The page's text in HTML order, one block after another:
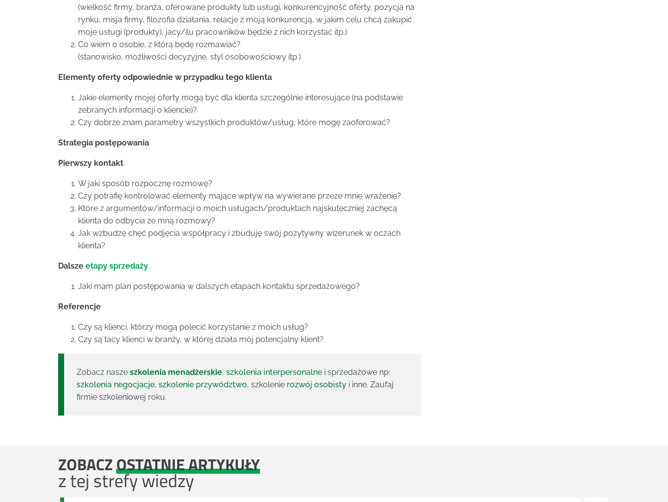
(wielkość firmy, branża, oferowane produkty lub usługi, konkurencyjność oferty, pozycja na
rynku, misja firmy, filozofia działania, relacje z moją konkurencją, w jakim celu chcą zakupić
moje usługi (produkty), jacy/ilu pracowników będzie z nich korzystać itp.)
Co wiem o osobie, z którą będę rozmawiać?
(stanowisko, możliwości decyzyjne, styl osobowościowy itp.)
Elementy oferty odpowiednie w przypadku tego klienta
Jakie elementy mojej oferty mogą być dla klienta szczególnie interesujące (na podstawie
zebranych informacji o kliencie)?
Czy dobrze znam parametry wszystkich produktów/usług, które mogę zaoferować?
Strategia postępowania
Pierwszy kontakt
W jaki sposób rozpocznę rozmowę?
Czy potrafię kontrolować elementy mające wpływ na wywierane przeze mnie wrażenie?
Które z argumentów/informacji o moich usługach/produktach najskuteczniej zachęcą
klienta do odbycia ze mną rozmowy?
Jak wzbudzę chęć podjęcia współpracy i zbuduję swój pozytywny wizerunek w oczach
klienta?
Dalsze etapy sprzedaży
Jaki mam plan postępowania w dalszych etapach kontaktu sprzedażowego?
Referencje
Czy są klienci, którzy mogą polecić korzystanie z moich usług?
Czy są tacy klienci w branży, w której działa mój potencjalny klient?
Zobacz nasze szkolenia menadżerskie, szkolenia interpersonalne i sprzedażowe np:
szkolenia negocjacje, szkolenie przywództwo, szkolenie rozwój osobisty i inne. Zaufaj
firmie szkoleniowej roku.
ZOBACZOSTATNIE ARTYKUŁY
z tej strefy wiedzy